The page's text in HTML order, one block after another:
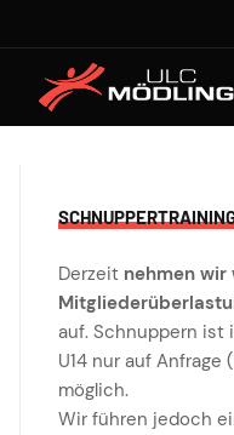
Derzeit nehmen wir
auf. Schnuppern ist
U14 nur auf Anfrage (
möglich.
Wir führen jedoch